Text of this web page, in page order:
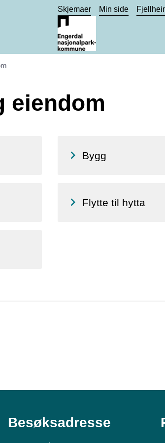
Skjemaer Min side
eiendom
Bygg
Flytte til hytta
Besøksadresse